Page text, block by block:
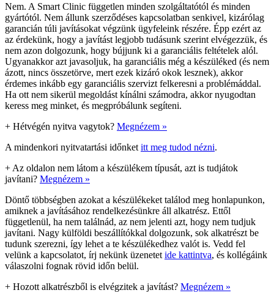
Nem. A Smart Clinic független minden szolgáltatótól és minden
gyártótól. Nem állunk szerződéses kapcsolatban senkivel, kizárólag
garancián túli javításokat végzünk ügyfeleink részére. Épp ezért az
az érdekünk, hogy a javítást legjobb tudásunk szerint elvégezzük, és
nem azon dolgozunk, hogy bújjunk ki a garanciális feltételek alól.
Ugyanakkor azt javasoljuk, ha garanciális még a készüléked (és nem
ázott, nincs összetörve, mert ezek kizáró okok lesznek), akkor
érdemes inkább egy garanciális szervizt felkeresni a problémáddal.
Ha ott nem sikerül megoldást kínálni számodra, akkor nyugodtan
keress meg minket, és megpróbálunk segíteni.
+ Hétvégén nyitva vagytok? Megnézem »
A mindenkori nyitvatartási időnket itt meg tudod nézni.
+ Az oldalon nem látom a készülékem típusát, azt is tudjátok
javítani? Megnézem »
Döntő többségben azokat a készülékeket találod meg honlapunkon,
amiknek a javításához rendelkezésünkre áll alkatrész. Ettől
függetlenül, ha nem találnád, az nem jelenti azt, hogy nem tudjuk
javítani. Nagy külföldi beszállítókkal dolgozunk, sok alkatrészt be
tudunk szerezni, így lehet a te készülékedhez valót is. Vedd fel
velünk a kapcsolatot, írj nekünk üzenetet ide kattintva, és kollégáink
válaszolni fognak rövid időn belül.
+ Hozott alkatrészből is elvégzitek a javítást? Megnézem »